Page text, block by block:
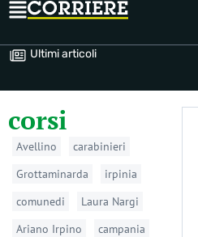
Ultimi articoli
corsi
Avellino
carabinieri
Grottaminarda
irpinia
comunedi
Laura Nargi
Ariano Irpino
campania